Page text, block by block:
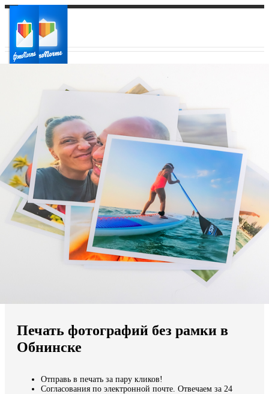
Ваш регион доставки
Выберите из списка:
Мы доставляем по всему миру
Продолжить без города
Печать фотографий без рамки в
Обнинске
Отправь в печать за пару кликов!
Согласования по электронной почте. Отвечаем за 24